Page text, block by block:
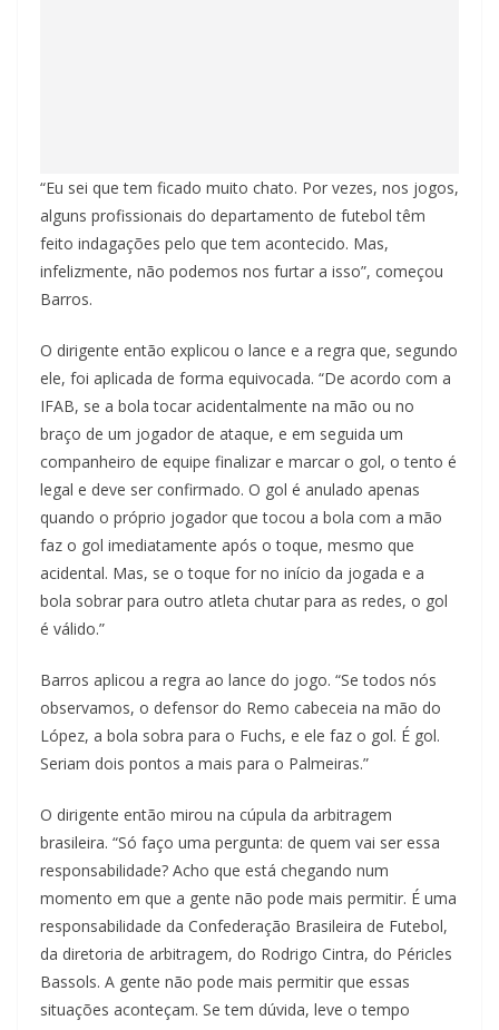
“Eu sei que tem ficado muito chato. Por vezes, nos jogos,
alguns profissionais do departamento de futebol têm
feito indagações pelo que tem acontecido. Mas,
infelizmente, não podemos nos furtar a isso”, começou
Barros.
O dirigente então explicou o lance e a regra que, segundo
ele, foi aplicada de forma equivocada. “De acordo com a
IFAB, se a bola tocar acidentalmente na mão ou no
braço de um jogador de ataque, e em seguida um
companheiro de equipe finalizar e marcar o gol, o tento é
legal e deve ser confirmado. O gol é anulado apenas
quando o próprio jogador que tocou a bola com a mão
faz o gol imediatamente após o toque, mesmo que
acidental. Mas, se o toque for no início da jogada e a
bola sobrar para outro atleta chutar para as redes, o gol
é válido.”
Barros aplicou a regra ao lance do jogo. “Se todos nós
observamos, o defensor do Remo cabeceia na mão do
López, a bola sobra para o Fuchs, e ele faz o gol. É gol.
Seriam dois pontos a mais para o Palmeiras.”
O dirigente então mirou na cúpula da arbitragem
brasileira. “Só faço uma pergunta: de quem vai ser essa
responsabilidade? Acho que está chegando num
momento em que a gente não pode mais permitir. É uma
responsabilidade da Confederação Brasileira de Futebol,
da diretoria de arbitragem, do Rodrigo Cintra, do Péricles
Bassols. A gente não pode mais permitir que essas
situações aconteçam. Se tem dúvida, leve o tempo